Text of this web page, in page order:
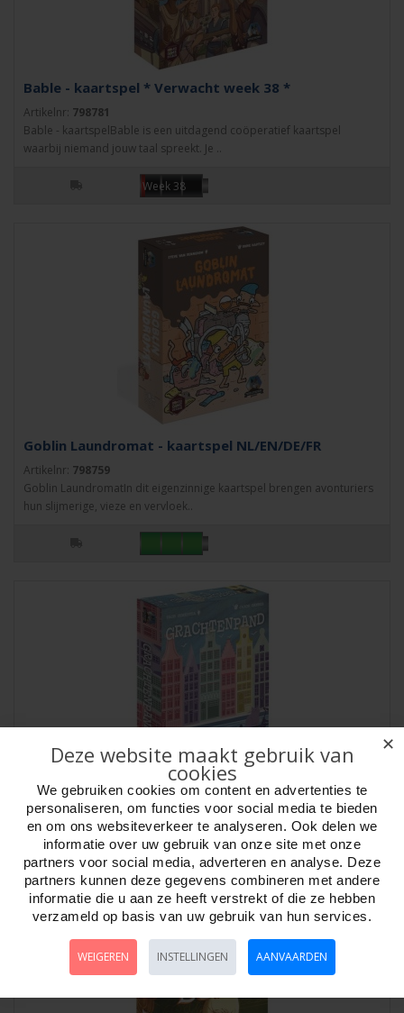
Bable - kaartspel * Verwacht week 38 *
Artikelnr: 798781
Bable - kaartspelBable is een uitdagend coöperatief kaartspel
waarbij niemand jouw taal spreekt. Je ..
Week 38
Goblin Laundromat - kaartspel NL/EN/DE/FR
Artikelnr: 798759
Goblin LaundromatIn dit eigenzinnige kaartspel brengen avonturiers
hun slijmerige, vieze en vervloek..
Grachtenpand - Kaartspel
Artikelnr:798783
GrachtenpandBouw de mooiste Amsterdamse grachtenpanden, vol
met winkels, katten, meeuwen en tulpen i..
✕
Deze website maakt gebruik van
cookies
We gebruiken cookies om content en advertenties te
personaliseren, om functies voor social media te bieden
en om ons websiteverkeer te analyseren. Ook delen we
informatie over uw gebruik van onze site met onze
partners voor social media, adverteren en analyse. Deze
partners kunnen deze gegevens combineren met andere
informatie die u aan ze heeft verstrekt of die ze hebben
verzameld op basis van uw gebruik van hun services.
WEIGEREN INSTELLINGEN AANVAARDEN